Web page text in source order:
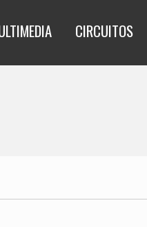
CIRCUITOS